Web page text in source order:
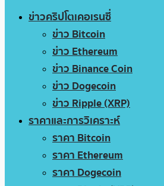
ข่าวคริปโตเคอเรนซี่
ข่าว Bitcoin
ข่าว Ethereum
ข่าว Binance Coin
ข่าว Dogecoin
ข่าว Ripple (XRP)
ราคาและการวิเคราะห์
ราคา Bitcoin
ราคา Ethereum
ราคา Dogecoin